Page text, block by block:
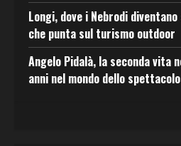
Longi, dove i Nebrodi
che punta sul turismo outdoor
Angelo Pidalà, la seconda vita
anni nel mondo dello spettacolo